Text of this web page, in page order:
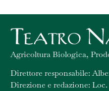
Agricoltura Biologica,
Direttore responsabile:
Direzione e redazione: Loc.